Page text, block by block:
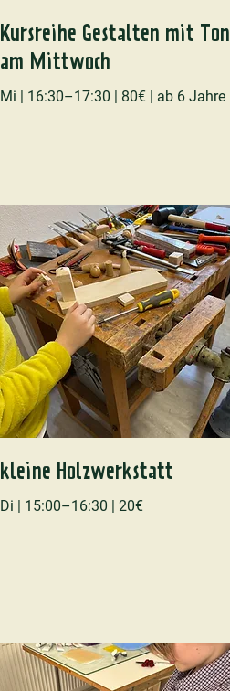
Kursreihe Gestalten mit Ton
am Mittwoch
Mi | 16:30–17:30 | 80€ | ab 6 Jahre
kleine Holzwerkstatt
Di | 15:00–16:30 | 20€